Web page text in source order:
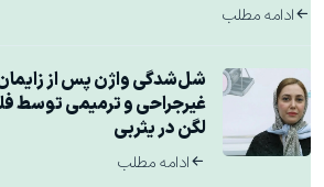
ادامه مطلب
شل‌شدگی واژن پس از
غیرجراحی و ترمیمی توسط
لگن در یثربی
ادامه مطلب